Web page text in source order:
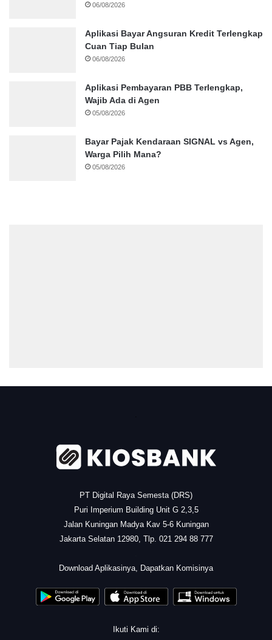
06/08/2026
Aplikasi Bayar Angsuran Kredit Terlengkap
Cuan Tiap Bulan
06/08/2026
Aplikasi Pembayaran PBB Terlengkap,
Wajib Ada di Agen
05/08/2026
Bayar Pajak Kendaraan SIGNAL vs Agen,
Warga Pilih Mana?
05/08/2026
PT Digital Raya Semesta (DRS)
Puri Imperium Building Unit G 2,3,5
Jalan Kuningan Madya Kav 5-6 Kuningan
Jakarta Selatan 12980, Tlp. 021 294 88 777
Download Aplikasinya, Dapatkan Komisinya
Ikuti Kami di: